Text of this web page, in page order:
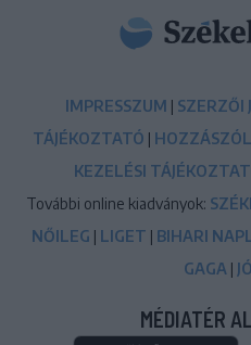
IMPRESSZUM | SZERZŐI
TÁJÉKOZTATÓ |
KEZELÉSI
További online kiadványok:
NŐILEG | LIGET | BIHARI
GAGA |
MÉDIATÉR